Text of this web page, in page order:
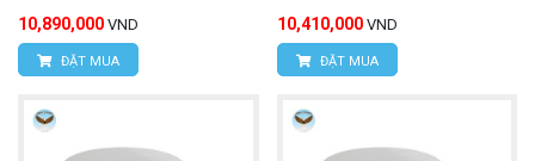
10,890,000 VND
ĐẶT MUA
10,410,000 VND
ĐẶT MUA